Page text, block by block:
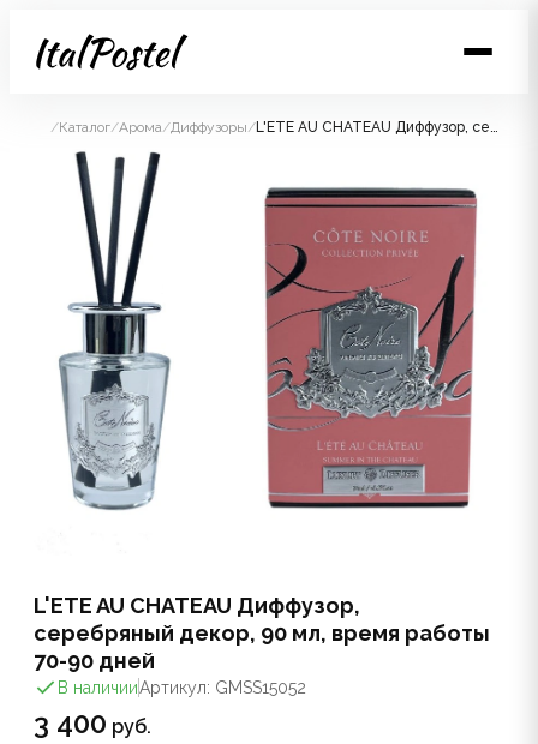
/Каталог/Арома/Диффузоры/ L'ETE AU CHATEAU Диффузор, серебряный декор, 90 мл, время работы 70-90 дней
L'ETE AU CHATEAU Диффузор,
серебряный декор, 90 мл, время работы
70-90 дней
В наличииАртикул: GMSS15052
3 400 руб.